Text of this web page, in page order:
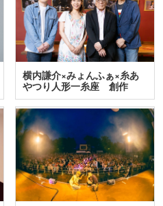
横内謙介×みょんふぁ×糸あ
やつり人形一糸座 創作
人…